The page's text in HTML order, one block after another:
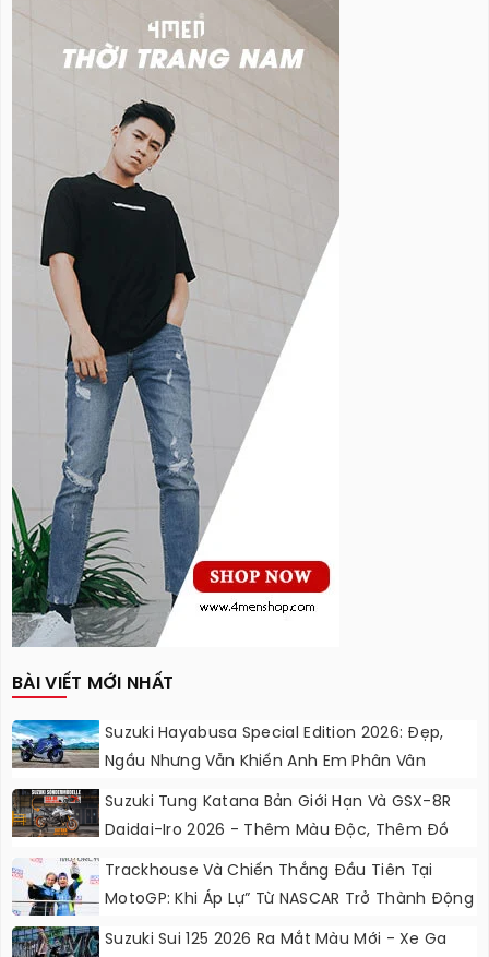
BÀI VIẾT MỚI NHẤT
Suzuki Hayabusa Special Edition 2026: Đẹp,
Ngầu Nhưng Vẫn Khiến Anh Em Phân Vân
Suzuki Tung Katana Bản Giới Hạn Và GSX-8R
Daidai-Iro 2026 - Thêm Màu Độc, Thêm Đồ
Chơi, Thêm Cá Tính
Trackhouse Và Chiến Thắng Đầu Tiên Tại
MotoGP: Khi Áp Lự” Từ NASCAR Trở Thành Động
Lực Ngọt Ngào
Suzuki Sui 125 2026 Ra Mắt Màu Mới - Xe Ga